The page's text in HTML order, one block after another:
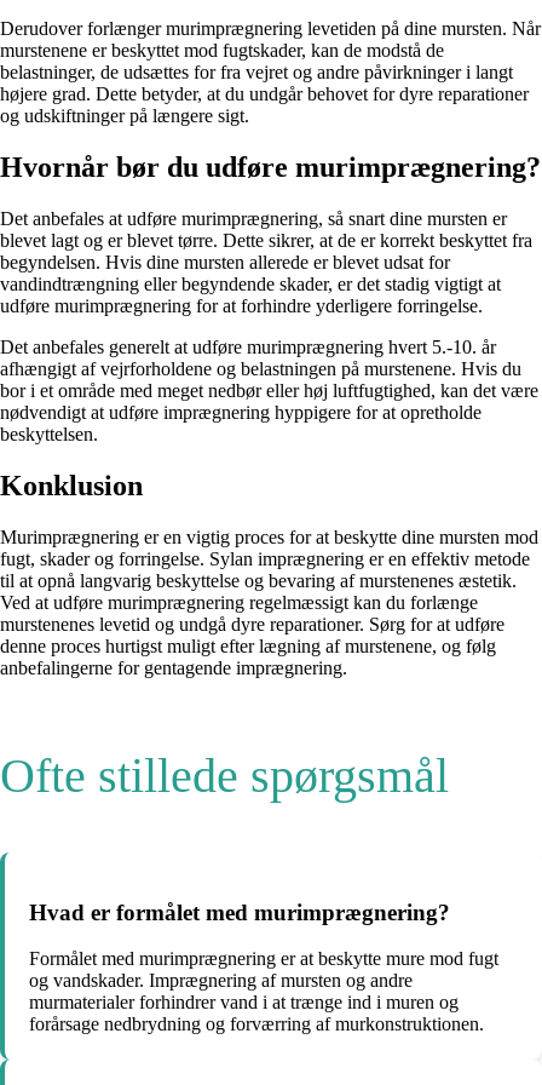
Derudover forlænger murimprægnering levetiden på dine mursten. Når
murstenene er beskyttet mod fugtskader, kan de modstå de
belastninger, de udsættes for fra vejret og andre påvirkninger i langt
højere grad. Dette betyder, at du undgår behovet for dyre reparationer
og udskiftninger på længere sigt.
Hvornår bør du udføre murimprægnering?
Det anbefales at udføre murimprægnering, så snart dine mursten er
blevet lagt og er blevet tørre. Dette sikrer, at de er korrekt beskyttet fra
begyndelsen. Hvis dine mursten allerede er blevet udsat for
vandindtrængning eller begyndende skader, er det stadig vigtigt at
udføre murimprægnering for at forhindre yderligere forringelse.
Det anbefales generelt at udføre murimprægnering hvert 5.-10. år
afhængigt af vejrforholdene og belastningen på murstenene. Hvis du
bor i et område med meget nedbør eller høj luftfugtighed, kan det være
nødvendigt at udføre imprægnering hyppigere for at opretholde
beskyttelsen.
Konklusion
Murimprægnering er en vigtig proces for at beskytte dine mursten mod
fugt, skader og forringelse. Sylan imprægnering er en effektiv metode
til at opnå langvarig beskyttelse og bevaring af murstenenes æstetik.
Ved at udføre murimprægnering regelmæssigt kan du forlænge
murstenenes levetid og undgå dyre reparationer. Sørg for at udføre
denne proces hurtigst muligt efter lægning af murstenene, og følg
anbefalingerne for gentagende imprægnering.
Ofte stillede spørgsmål
Hvad er formålet med murimprægnering?
Formålet med murimprægnering er at beskytte mure mod fugt
og vandskader. Imprægnering af mursten og andre
murmaterialer forhindrer vand i at trænge ind i muren og
forårsage nedbrydning og forværring af murkonstruktionen.